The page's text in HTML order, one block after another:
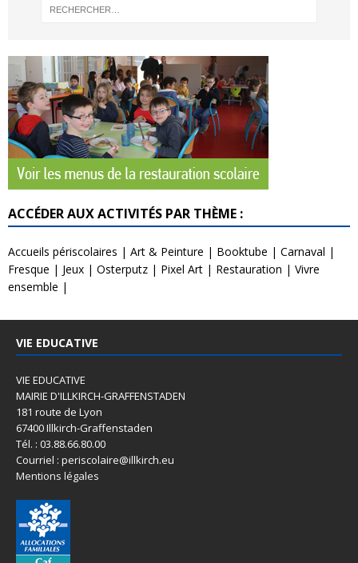
ACCÉDER AUX ACTIVITÉS PAR THÈME :
Accueils périscolaires | Art & Peinture | Booktube | Carnaval |
Fresque | Jeux | Osterputz | Pixel Art | Restauration | Vivre
ensemble |
VIE EDUCATIVE
VIE EDUCATIVE
MAIRIE D'ILLKIRCH-GRAFFENSTADEN
181 route de Lyon
67400 Illkirch-Graffenstaden
Tél. : 03.88.66.80.00
Courriel : periscolaire@illkirch.eu
Mentions légales